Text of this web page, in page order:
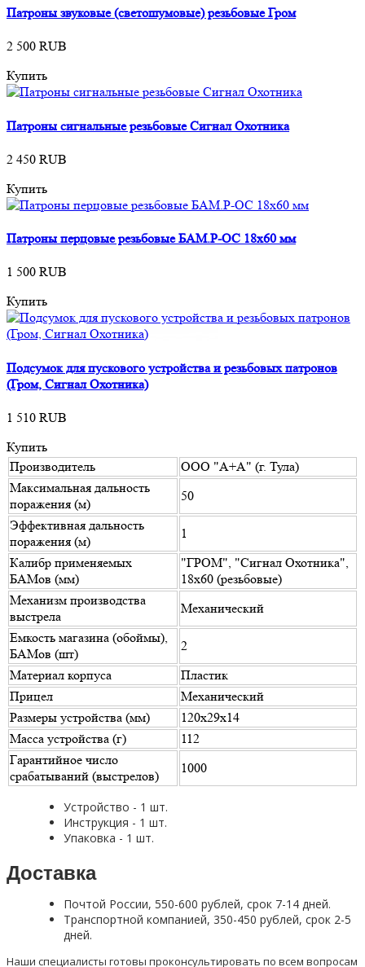
Патроны звуковые (светошумовые) резьбовые Гром
2 500 RUB
Купить
Патроны сигнальные резьбовые Сигнал Охотника
2 450 RUB
Купить
Патроны перцовые резьбовые БАМ.Р-ОС 18х60 мм
1 500 RUB
Купить
Подсумок для пускового устройства и резьбовых патронов
(Гром, Сигнал Охотника)
1 510 RUB
Купить
Производитель
ООО "А+А" (г. Тула)
Максимальная дальность
поражения (м)
50
Эффективная дальность
поражения (м)
1
Калибр применяемых
БАМов (мм)
"ГРОМ", "Сигнал Охотника",
18x60 (резьбовые)
Механизм производства
выстрела
Механический
Емкость магазина (обоймы),
БАМов (шт)
2
Материал корпуса
Пластик
Прицел
Механический
Размеры устройства (мм)
120х29х14
Масса устройства (г)
112
Гарантийное число
срабатываний (выстрелов)
1000
Устройство - 1 шт.
Инструкция - 1 шт.
Упаковка - 1 шт.
Доставка
Почтой России, 550-600 рублей, срок 7-14 дней.
Транспортной компанией, 350-450 рублей, срок 2-5
дней.
Наши специалисты готовы проконсультировать по всем вопросам